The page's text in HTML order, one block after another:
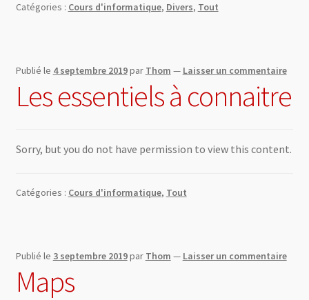
Catégories : Cours d'informatique, Divers, Tout
Publié le 4 septembre 2019par Thom — Laisser un commentaire
Les essentiels à connaitre
Sorry, but you do not have permission to view this content.
Catégories : Cours d'informatique, Tout
Publié le 3 septembre 2019par Thom — Laisser un commentaire
Maps